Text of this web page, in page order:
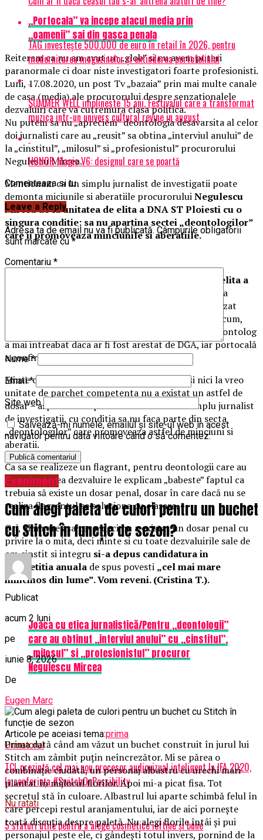
„Portocala” va incepe atacul media prin
„oamenii” sai din gasca penala
Reiteram ca nu am avut un „glob” si nu avem puteri
paranormale ci doar niste investigatori foarte profesionisti.
Luni, 17.08.2020, un post Tv „bazaia” prin mai multe canale
de casa (media) ale procurorului despre senzationalele
dezvaluiri care va cutremura clasa politica.
Nu putem sa nu „apreciem” deontologia desavarsita al celor
doi jurnalisti care au „reusit” sa obtina „interviul anului” de
la „cinstitul”, „milosul” si „profesionistul” procurorului
Negulescu Mircea.
Mentionam ca un simplu jurnalist de investigatii poate
demonta miciunile si aberatiile procuroruluiNegulescu
Mircea de la unitatea de elita a DNA ST Ploiesti cu o
singura conditie: sa nu apartina sectei „deontologilor”
care ii promoveaza minciunile si aberatiile.
Procurorul Negulescu Mircea de la unitatea de elita a
ca a refuzat mita, iar la
întrebările moderatorului deontolog de ce nu a sesizat
organele competente, acesta a declarat că nu avea cum,
pentru ca ar fi fost arestat imediat. Moderatorul deontolog
a mai intreabat daca ar fi fost arestat de DGA, iar portocală
a confirmat: „Da”.
Minte cu nerusinare, pentru că nici la DGA și nici la vreo
unitate de parchet competenta nu a existat un astfel de
dosar – aspecte care pot fi verificate de un simplu jurnalist
de investigatii, cu conditia sa nu faca parte din secta
„deontologilor” care promoveaza astfel de minciuni si
aberatii.
Ca sa se realizeze un flagrant, pentru deontologii care au
realizat marea dezvaluire le explicam „babeste” faptul ca
trebuia să existe un dosar penal, dosar în care dacă nu se
realiza flagrantul se solutiona cu clasare.
Ori, el nu are așa ceva, deci nu a existat un dosar penal cu
privire la o mita, deci minte si cu toate dezvaluirile sale de
om cinstit si integru si-a depus candidatura in
competitia anuala de spus povesti „cel mai mare
mincinos din lume”. Vom reveni. (Cristina T.).
Joaca cu etica jurnalistică/Pentru „deontologii”
care au obtinut „interviul anului” cu „cinstitul”,
„milosul” si „profesionistul” procuror
Negulescu Mircea
Articole pe aceiasi tema:prima
Urmatorul
TCL prezintă cel mai nou procesor audiovizual inteligent la IFA 2020,
la conferința #SwitchOnPossibility
Nu ratati
5 sfaturi utile pentru a alege cosmetice ieftine şi bune
TAG investește 500.000 de euro în retail în 2026, pentru
modernizarea magazinelor și extinderea portofoliului
SUMMER WELL implineste 15 ani. Festivalul care a transformat
muzica intr-un univers cultural revine in august
HONOR Magic V6: designul care se poartă
Comenteaza si tu
Leave a Reply
Adresa ta de email nu va fi publicată. Câmpurile obligatorii
sunt marcate cu*
Comentariu *
Nume*
Email*
Site web
Salvează-mi numele, emailul și site-ul web în acest
navigator pentru data viitoare când o să comentez.
Eveniment
Cum alegi paleta de culori pentru un buchet
cu Stitch în funcție de sezon?
Publicat
acum 2 luni
pe
iunie 8, 2026
De
Eugen Marc
Prima dată când am văzut un buchet construit în jurul lui
Stitch am zâmbit puțin neîncrezător. Mi se părea o
combinație ciudată, un personaj albastru cu urechi mari
plantat în mijlocul florilor. Apoi mi-a picat fisa. Tot
secretul stă în culoare. Albastrul lui aparte schimbă felul în
care percepi restul aranjamentului, iar de aici pornește
toată discuția despre paletă. Nu alegi florile întâi și pui
personajul peste ele, ci gândești totul invers, pornind de la